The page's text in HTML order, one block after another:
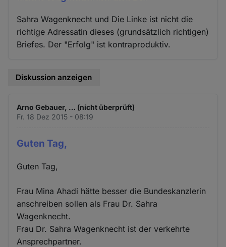
Sahra Wagenknecht und Die Linke ist nicht die
richtige Adressatin dieses (grundsätzlich richtigen)
Briefes. Der "Erfolg" ist kontraproduktiv.
Diskussion anzeigen
Arno Gebauer, … (nicht überprüft)
Fr. 18 Dez 2015 - 08:19
Guten Tag,
Guten Tag,
Frau Mina Ahadi hätte besser die Bundeskanzlerin
anschreiben sollen als Frau Dr. Sahra
Wagenknecht.
Frau Dr. Sahra Wagenknecht ist der verkehrte
Ansprechpartner.